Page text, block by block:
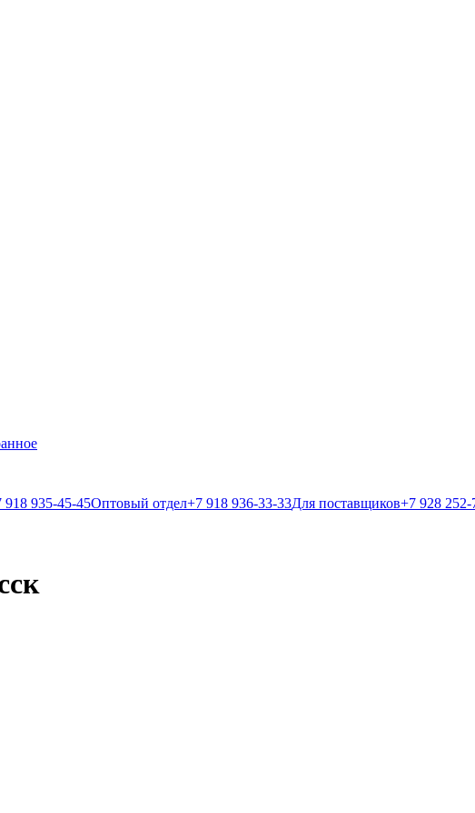
918 935-45-45Оптовый отдел+7 918 936-33-33Для поставщиков+7 928 252-